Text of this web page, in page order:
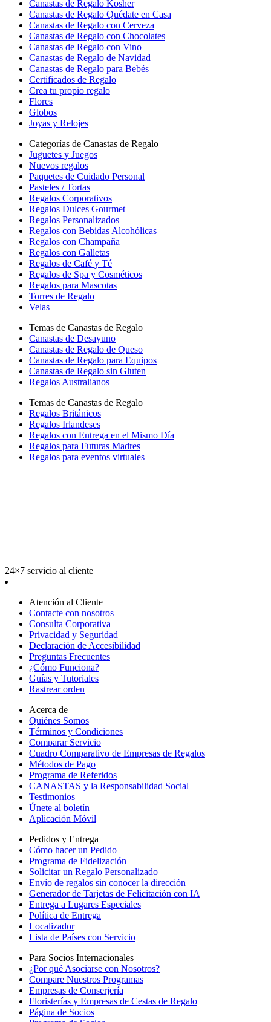
Canastas de Regalo Kosher
Canastas de Regalo Quédate en Casa
Canastas de Regalo con Cerveza
Canastas de Regalo con Chocolates
Canastas de Regalo con Vino
Canastas de Regalo de Navidad
Canastas de Regalo para Bebés
Certificados de Regalo
Crea tu propio regalo
Flores
Globos
Joyas y Relojes
Categorías de Canastas de Regalo
Juguetes y Juegos
Nuevos regalos
Paquetes de Cuidado Personal
Pasteles / Tortas
Regalos Corporativos
Regalos Dulces Gourmet
Regalos Personalizados
Regalos con Bebidas Alcohólicas
Regalos con Champaña
Regalos con Galletas
Regalos de Café y Té
Regalos de Spa y Cosméticos
Regalos para Mascotas
Torres de Regalo
Velas
Temas de Canastas de Regalo
Canastas de Desayuno
Canastas de Regalo de Queso
Canastas de Regalo para Equipos
Canastas de Regalo sin Gluten
Regalos Australianos
Temas de Canastas de Regalo
Regalos Británicos
Regalos Irlandeses
Regalos con Entrega en el Mismo Día
Regalos para Futuras Madres
Regalos para eventos virtuales
24×7 servicio al cliente
Atención al Cliente
Contacte con nosotros
Consulta Corporativa
Privacidad y Seguridad
Declaración de Accesibilidad
Preguntas Frecuentes
¿Cómo Funciona?
Guías y Tutoriales
Rastrear orden
Acerca de
Quiénes Somos
Términos y Condiciones
Comparar Servicio
Cuadro Comparativo de Empresas de Regalos
Métodos de Pago
Programa de Referidos
CANASTAS y la Responsabilidad Social
Testimonios
Únete al boletín
Aplicación Móvil
Pedidos y Entrega
Cómo hacer un Pedido
Programa de Fidelización
Solicitar un Regalo Personalizado
Envío de regalos sin conocer la dirección
Generador de Tarjetas de Felicitación con IA
Entrega a Lugares Especiales
Política de Entrega
Localizador
Lista de Países con Servicio
Para Socios Internacionales
¿Por qué Asociarse con Nosotros?
Compare Nuestros Programas
Empresas de Conserjería
Floristerías y Empresas de Cestas de Regalo
Página de Socios